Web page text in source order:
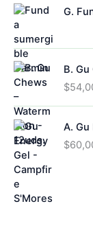
G.
B.
$
A.
$